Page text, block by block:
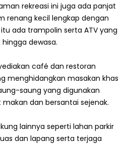
rekreasi ini juga ada panjat
renang kecil lengkap dengan
ada trampolin serta ATV yang
dewasa.
café dan restoran
menghidangkan masakan khas
saung yang digunakan
dan bersantai sejenak.
lainnya seperti lahan parkir
dan lapang serta terjaga